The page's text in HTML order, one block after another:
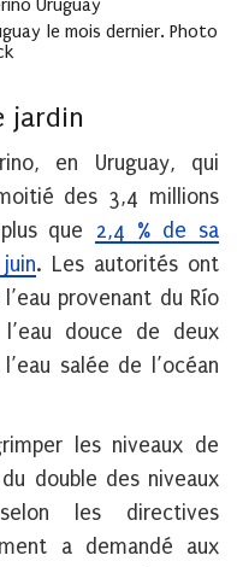
le mois dernier. Photo
jardin
en Uruguay, qui
des 3,4 millions
que 2,4 % de sa
. Les autorités ont
provenant du Río
douce de deux
salée de l’océan
les niveaux de
double des niveaux
les directives
a demandé aux